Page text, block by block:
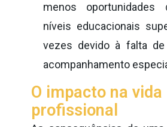
menos
níveis educacionais
vezes devido à falta de
acompanhamento
O impacto na vida
profissional